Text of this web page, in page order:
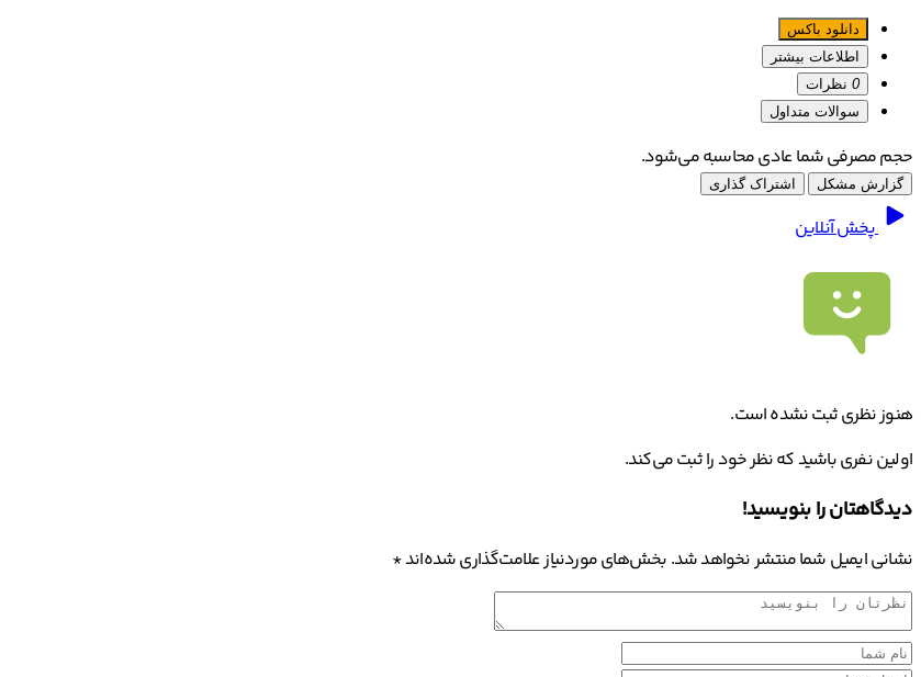
دانلود باکس
اطلاعات بیشتر
0 نظرات
سوالات متداول
حجم مصرفی شما عادی محاسبه می‌شود.
گزارش مشکل اشتراک گذاری
پخش آنلاین
هنوز نظری ثبت نشده است.
اولین نفری باشید که نظر خود را ثبت می‌کند.
دیدگاهتان را بنویسید!
نشانی ایمیل شما منتشر نخواهد شد. بخش‌های موردنیاز علامت‌گذاری شده‌اند*